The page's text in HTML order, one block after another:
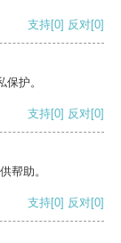
支持[0] 反对[0]
护。
支持[0] 反对[0]
帮助。
支持[0] 反对[0]